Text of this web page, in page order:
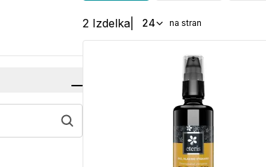
2 Izdelka 24 na stran